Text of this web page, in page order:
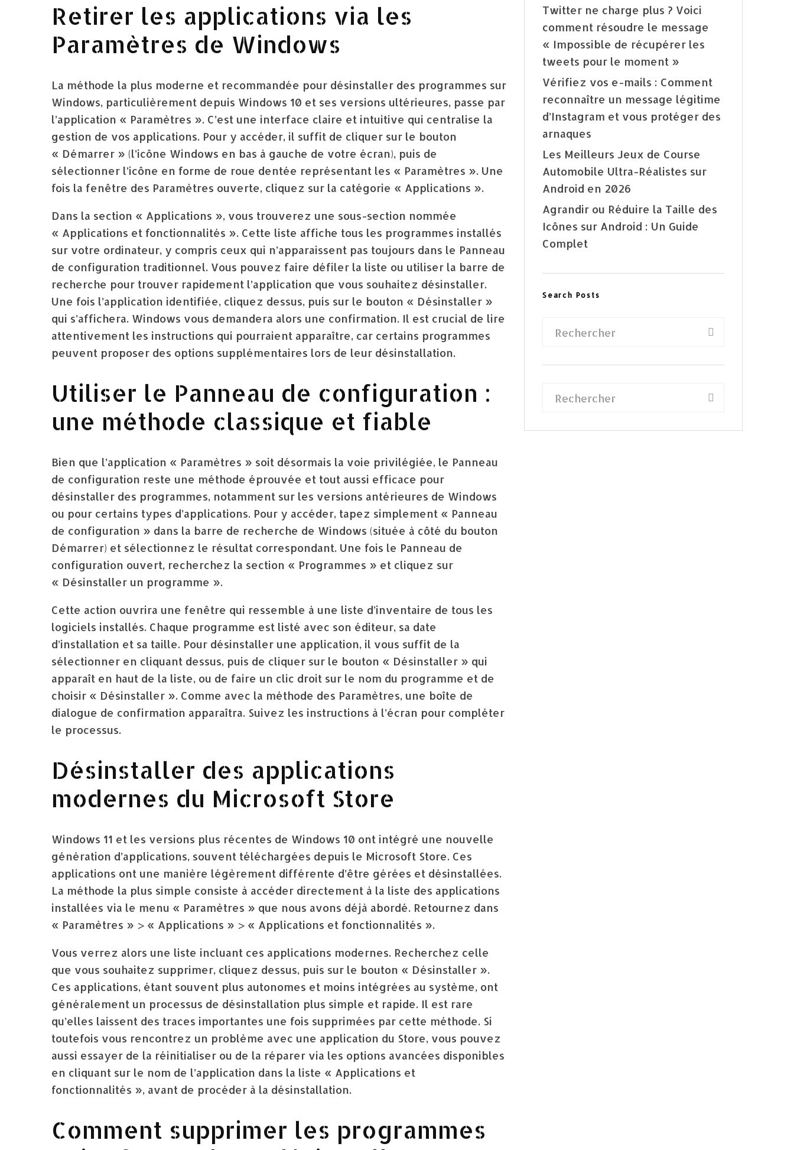
Retirer les applications via les
Paramètres de Windows
La méthode la plus moderne et recommandée pour désinstaller des programmes sur
Windows, particulièrement depuis Windows 10 et ses versions ultérieures, passe par
l’application « Paramètres ». C’est une interface claire et intuitive qui centralise la
gestion de vos applications. Pour y accéder, il suffit de cliquer sur le bouton
« Démarrer » (l’icône Windows en bas à gauche de votre écran), puis de
sélectionner l’icône en forme de roue dentée représentant les « Paramètres ». Une
fois la fenêtre des Paramètres ouverte, cliquez sur la catégorie « Applications ».
Dans la section « Applications », vous trouverez une sous-section nommée
« Applications et fonctionnalités ». Cette liste affiche tous les programmes installés
sur votre ordinateur, y compris ceux qui n’apparaissent pas toujours dans le Panneau
de configuration traditionnel. Vous pouvez faire défiler la liste ou utiliser la barre de
recherche pour trouver rapidement l’application que vous souhaitez désinstaller.
Une fois l’application identifiée, cliquez dessus, puis sur le bouton « Désinstaller »
qui s’affichera. Windows vous demandera alors une confirmation. Il est crucial de lire
attentivement les instructions qui pourraient apparaître, car certains programmes
peuvent proposer des options supplémentaires lors de leur désinstallation.
Utiliser le Panneau de configuration :
une méthode classique et fiable
Bien que l’application « Paramètres » soit désormais la voie privilégiée, le Panneau
de configuration reste une méthode éprouvée et tout aussi efficace pour
désinstaller des programmes, notamment sur les versions antérieures de Windows
ou pour certains types d’applications. Pour y accéder, tapez simplement « Panneau
de configuration » dans la barre de recherche de Windows (située à côté du bouton
Démarrer) et sélectionnez le résultat correspondant. Une fois le Panneau de
configuration ouvert, recherchez la section « Programmes » et cliquez sur
« Désinstaller un programme ».
Cette action ouvrira une fenêtre qui ressemble à une liste d’inventaire de tous les
logiciels installés. Chaque programme est listé avec son éditeur, sa date
d’installation et sa taille. Pour désinstaller une application, il vous suffit de la
sélectionner en cliquant dessus, puis de cliquer sur le bouton « Désinstaller » qui
apparaît en haut de la liste, ou de faire un clic droit sur le nom du programme et de
choisir « Désinstaller ». Comme avec la méthode des Paramètres, une boîte de
dialogue de confirmation apparaîtra. Suivez les instructions à l’écran pour compléter
le processus.
Désinstaller des applications
modernes du Microsoft Store
Windows 11 et les versions plus récentes de Windows 10 ont intégré une nouvelle
génération d’applications, souvent téléchargées depuis le Microsoft Store. Ces
applications ont une manière légèrement différente d’être gérées et désinstallées.
La méthode la plus simple consiste à accéder directement à la liste des applications
installées via le menu « Paramètres » que nous avons déjà abordé. Retournez dans
« Paramètres » > « Applications » > « Applications et fonctionnalités ».
Vous verrez alors une liste incluant ces applications modernes. Recherchez celle
que vous souhaitez supprimer, cliquez dessus, puis sur le bouton « Désinstaller ».
Ces applications, étant souvent plus autonomes et moins intégrées au système, ont
généralement un processus de désinstallation plus simple et rapide. Il est rare
qu’elles laissent des traces importantes une fois supprimées par cette méthode. Si
toutefois vous rencontrez un problème avec une application du Store, vous pouvez
aussi essayer de la réinitialiser ou de la réparer via les options avancées disponibles
en cliquant sur le nom de l’application dans la liste « Applications et
fonctionnalités », avant de procéder à la désinstallation.
Comment supprimer les programmes
Twitter ne charge plus ? Voici
comment résoudre le message
« Impossible de récupérer les
tweets pour le moment »
Vérifiez vos e-mails : Comment
reconnaître un message légitime
d’Instagram et vous protéger des
arnaques
Les Meilleurs Jeux de Course
Automobile Ultra-Réalistes sur
Android en 2026
Agrandir ou Réduire la Taille des
Icônes sur Android : Un Guide
Complet
Search Posts